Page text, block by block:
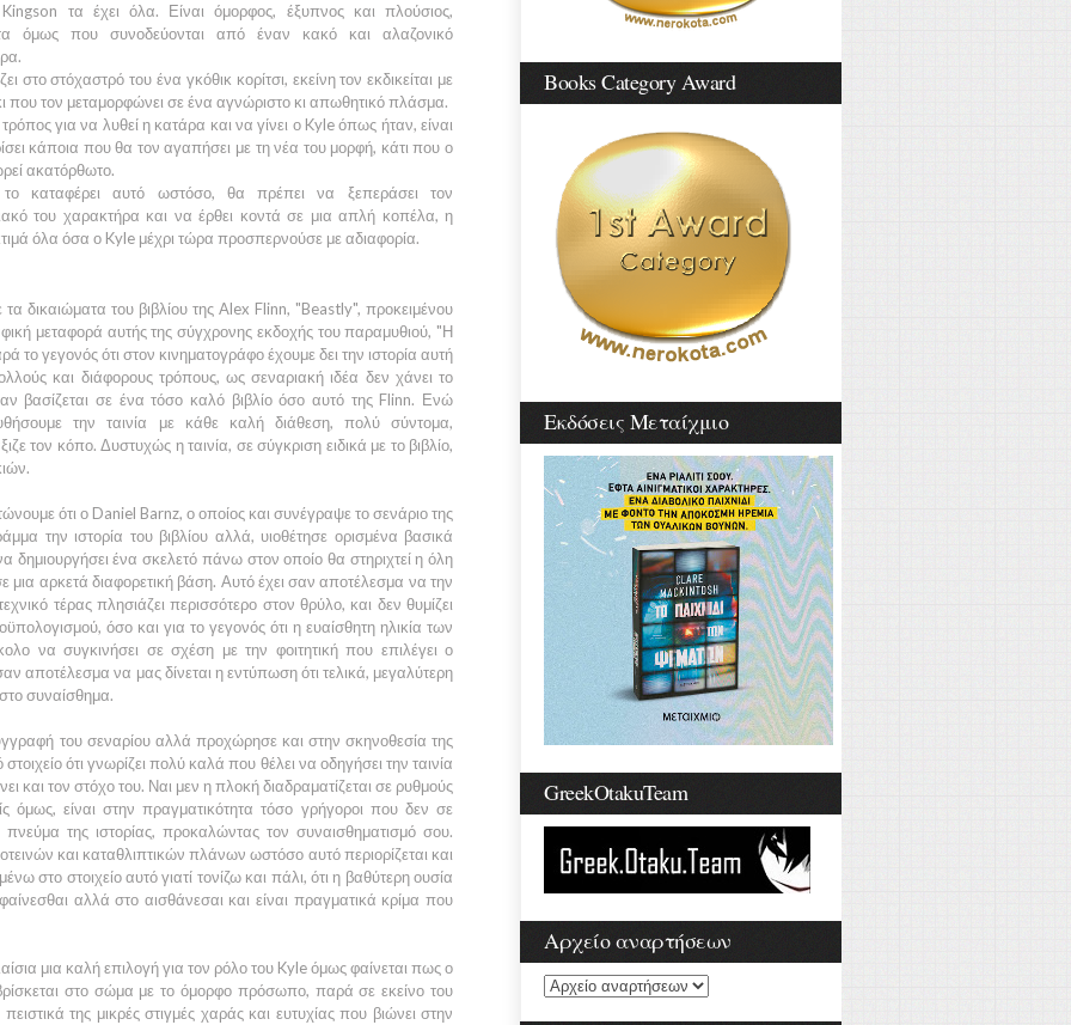
τα έχει όλα. Είναι όμορφος, έξυπνος και πλούσιος,
όμως που συνοδεύονται από έναν κακό και αλαζονικό
στο στόχαστρό του ένα γκόθικ κορίτσι, εκείνη τον εκδικείται με
που τον μεταμορφώνει σε ένα αγνώριστο κι απωθητικό πλάσμα.
για να λυθεί η κατάρα και να γίνει οKyleόπως ήταν, είναι
κάποια που θα τον αγαπήσει με τη νέα του μορφή, κάτι που ο
ακατόρθωτο.
καταφέρει αυτό ωστόσο, θα πρέπει να ξεπεράσει τον
του χαρακτήρα και να έρθει κοντά σε μια απλή κοπέλα, η
όλα όσα ο Kyle μέχρι τώρα προσπερνούσε με αδιαφορία.
δικαιώματα του βιβλίου της Alex Flinn, "Beastly", προκειμένου
μεταφορά αυτής της σύγχρονης εκδοχής του παραμυθιού, "Η
το γεγονός ότι στον κινηματογράφο έχουμε δει την ιστορία αυτή
και διάφορους τρόπους, ως σεναριακή ιδέα δεν χάνει το
βασίζεται σε ένα τόσο καλό βιβλίο όσο αυτό τηςFlinn. Ενώ
την ταινία με κάθε καλή διάθεση, πολύ σύντομα,
τον κόπο. Δυστυχώς η ταινία, σε σύγκριση ειδικά με το βιβλίο,
ότι ο Daniel Barnz, ο οποίος και συνέγραψε το σενάριο της
την ιστορία του βιβλίου αλλά, υιοθέτησε ορισμένα βασικά
δημιουργήσει ένα σκελετό πάνω στον οποίο θα στηριχτεί η όλη
μια αρκετά διαφορετική βάση. Αυτό έχει σαν αποτέλεσμα να την
τέρας πλησιάζει περισσότερο στον θρύλο, και δεν θυμίζει
όσο και για το γεγονός ότι η ευαίσθητη ηλικία των
να συγκινήσει σε σχέση με την φοιτητική που επιλέγει ο
αποτέλεσμα να μας δίνεται η εντύπωση ότι τελικά, μεγαλύτερη
συναίσθημα.
του σεναρίου αλλά προχώρησε και στην σκηνοθεσία της
στοιχείο ότι γνωρίζει πολύ καλά που θέλει να οδηγήσει την ταινία
και τον στόχο του. Ναι μεν η πλοκή διαδραματίζεται σε ρυθμούς
είναι στην πραγματικότητα τόσο γρήγοροι που δεν σε
της ιστορίας, προκαλώντας τον συναισθηματισμό σου.
και καταθλιπτικών πλάνων ωστόσο αυτό περιορίζεται και
στο στοιχείο αυτό γιατί τονίζω και πάλι, ότι η βαθύτερη ουσία
αλλά στο αισθάνεσαι και είναι πραγματικά κρίμα που
μια καλή επιλογή για τον ρόλο του Kyleόμως φαίνεται πως ο
στο σώμα με το όμορφο πρόσωπο, παρά σε εκείνο του
της μικρές στιγμές χαράς και ευτυχίας που βιώνει στην
Books Category Award
Εκδόσεις Μεταίχμιο
GreekOtakuTeam
Αρχείο αναρτήσεων